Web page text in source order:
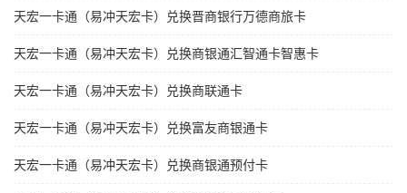
天宏一卡通（易冲天宏卡）兑换晋商银行万德商旅卡
天宏一卡通（易冲天宏卡）兑换商银通汇智通卡智惠卡
天宏一卡通（易冲天宏卡）兑换商联通卡
天宏一卡通（易冲天宏卡）兑换富友商银通卡
天宏一卡通（易冲天宏卡）兑换商银通预付卡